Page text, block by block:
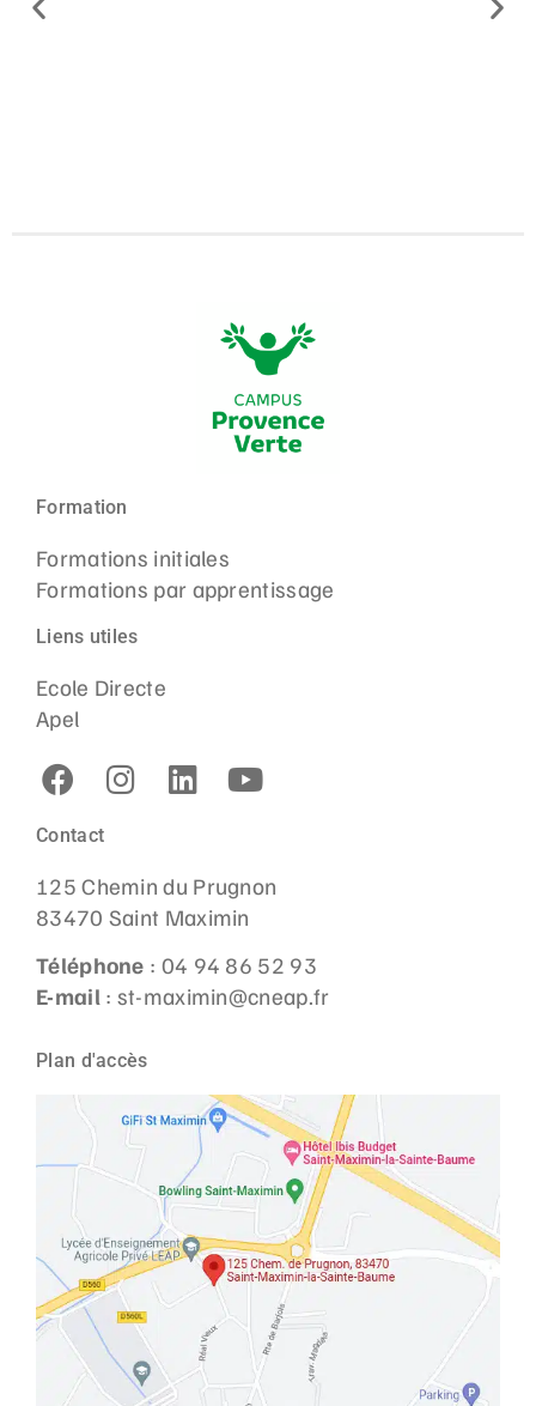
Formation
Formations initiales
Formations par apprentissage
Liens utiles
Ecole Directe
Apel
Contact
125 Chemin du Prugnon
83470 Saint Maximin
Téléphone : 04 94 86 52 93
E-mail : st-maximin@cneap.fr
Plan d'accès